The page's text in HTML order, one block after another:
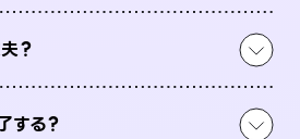
？
する？